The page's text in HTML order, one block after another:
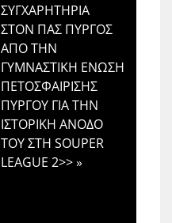
ΣΥΓΧΑΡΗΤΗΡΙΑ
ΣΤΟΝ ΠΑΣ ΠΥΡΓΟΣ
ΑΠΟ ΤΗΝ
ΓΥΜΝΑΣΤΙΚΗ ΕΝΩΣΗ
ΠΕΤΟΣΦΑΙΡΙΣΗΣ
ΠΥΡΓΟΥ ΓΙΑ ΤΗΝ
ΙΣΤΟΡΙΚΗ ΑΝΟΔΟ
ΤΟΥ ΣΤΗ SOUPER
LEAGUE 2>>»